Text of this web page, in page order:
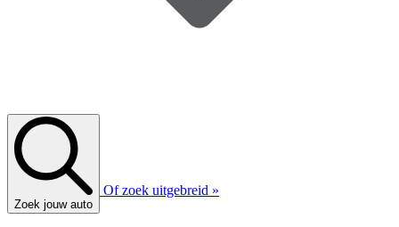
Zoek jouw auto
Of zoek uitgebreid »